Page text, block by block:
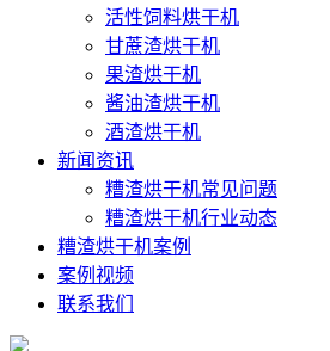
活性饲料烘干机
甘蔗渣烘干机
果渣烘干机
酱油渣烘干机
酒渣烘干机
新闻资讯
糟渣烘干机常见问题
糟渣烘干机行业动态
糟渣烘干机案例
案例视频
联系我们